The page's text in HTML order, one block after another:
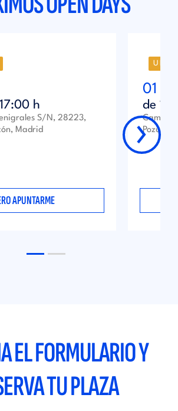
17:00 h
S/N, 28223,
Madrid
APUNTARME
01
de
Camino
Pozuelo
›
EL FORMULARIO Y
TU PLAZA